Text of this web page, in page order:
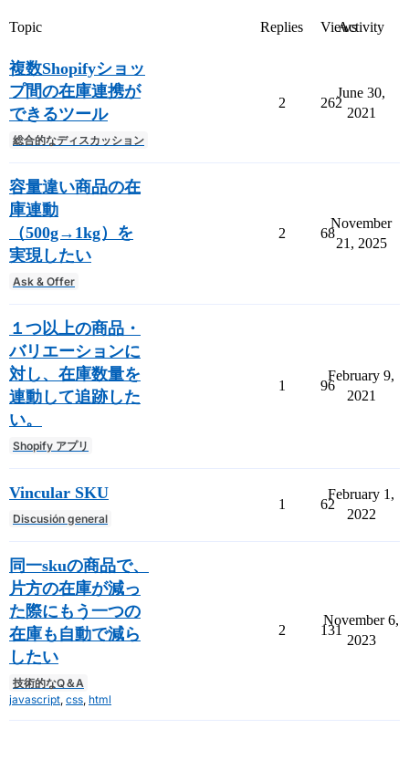
Topic Replies ViewsActivity
複数Shopifyショッ
プ間の在庫連携が
できるツール
総合的なディスカッション
2 262
June 30,
2021
容量違い商品の在
庫連動
（500g→1kg）を
実現したい
Ask & Offer
2 68
November
21, 2025
１つ以上の商品・
バリエーションに
対し、在庫数量を
連動して追跡した
い。
Shopify アプリ
1 96
February 9,
2021
Vincular SKU
Discusión general
1 62
February 1,
2022
同一skuの商品で、
片方の在庫が減っ
た際にもう一つの
在庫も自動で減ら
したい
技術的なQ＆A
javascript css html
2 131
November 6,
2023